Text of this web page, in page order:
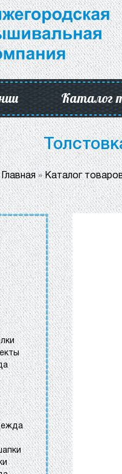
Каталог
Главная»Каталог